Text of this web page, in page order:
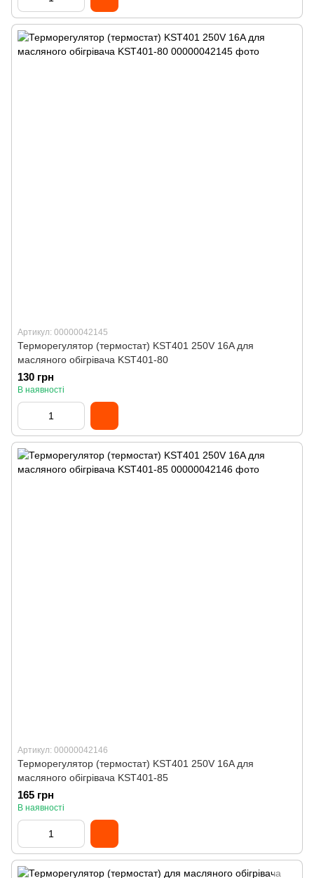
Артикул: 00000042145
Терморегулятор (термостат) KST401 250V 16A для
масляного обігрівача KST401-80
130 грн
В наявності
Артикул: 00000042146
Терморегулятор (термостат) KST401 250V 16A для
масляного обігрівача KST401-85
165 грн
В наявності